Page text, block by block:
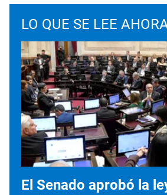
LO QUE SE LEE
El Senado aprobó la